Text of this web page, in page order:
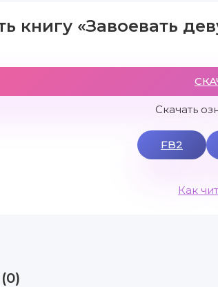
книгу «Завоевать
Скачать
FB2
Как